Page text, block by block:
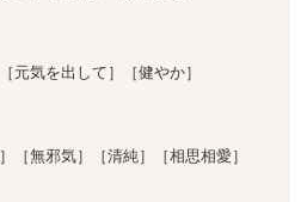
元気を出して］［健やか］
［無邪気］［清純］［相思相愛］